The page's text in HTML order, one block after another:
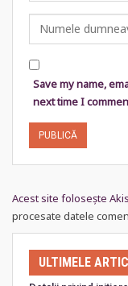
Save my name,
next time I
Acest site folosește
procesate datele
ULTIMELE